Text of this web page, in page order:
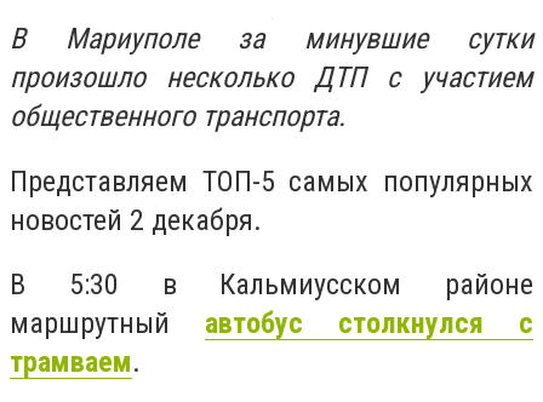
В Мариуполе за минувшие сутки
произошло несколько ДТП с участием
общественного транспорта.
Представляем ТОП-5 самых популярных
новостей 2 декабря.
В 5:30 в Кальмиусском районе
маршрутный автобус столкнулся с
трамваем.